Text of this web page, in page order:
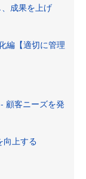
成果を上げ
編【適切に管理
顧客ニーズを発
向上する